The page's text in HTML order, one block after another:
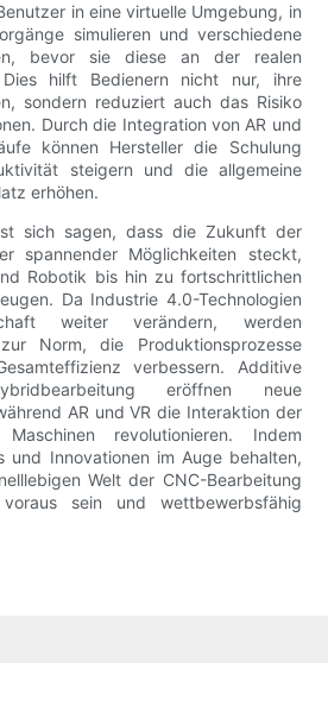
in eine virtuelle Umgebung, in
simulieren und verschiedene
bevor sie diese an der realen
Dies hilft Bedienern nicht nur, ihre
sondern reduziert auch das Risiko
Durch die Integration von AR und
können Hersteller die Schulung
steigern und die allgemeine
erhöhen.
sich sagen, dass die Zukunft der
spannender Möglichkeiten steckt,
Robotik bis hin zu fortschrittlichen
Da Industrie 4.0-Technologien
weiter verändern, werden
Norm, die Produktionsprozesse
verbessern. Additive
eröffnen neue
AR und VR die Interaktion der
revolutionieren. Indem
und Innovationen im Auge behalten,
Welt der CNC-Bearbeitung
sein und wettbewerbsfähig